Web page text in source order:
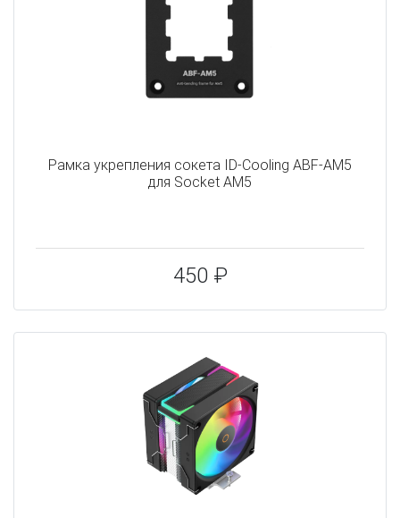
Рамка укрепления сокета ID-Cooling ABF-AM5
для Socket AM5
450 ₽